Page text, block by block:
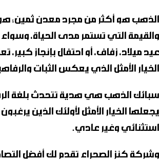
الذهب هو أكثر من مجرد معدن ثمين؛ هو
والقيمة التي تستمر مدى الحياة،
عيد ميلاد، زفاف، أو احتفال بإنجاز كبير،
الخيار الأمثل الذي يعكس الثبات
سبائك الذهب هي هدية تتحدث بلغة
يجعلها الخيار الأمثل لأولئك الذين
استثنائي وغير عادي.
وشركة كنز الصحراء تقدم لك أفضل